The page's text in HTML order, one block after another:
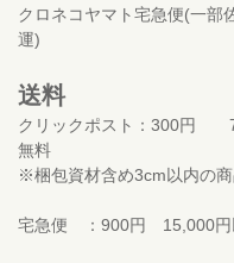
クロネコヤマト宅急便(一部
運)
送料
クリックポスト：300円
無料
※梱包資材含め3cm以内の商
宅急便 ：900円 15,000円